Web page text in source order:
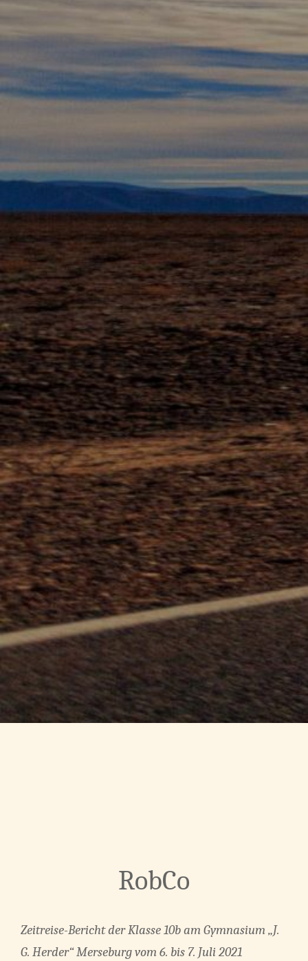
RobCo
Zeitreise-Bericht der Klasse 10bam Gymnasium „J.
G. Herder“ Merseburgvom 6. bis 7. Juli 2021